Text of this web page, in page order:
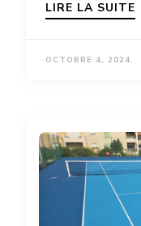
LIRE LA SUITE
OCTOBRE 4, 2024